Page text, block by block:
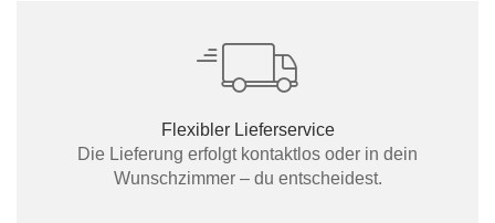
Flexibler Lieferservice
Die Lieferung erfolgt kontaktlos oder in dein
Wunschzimmer – du entscheidest.